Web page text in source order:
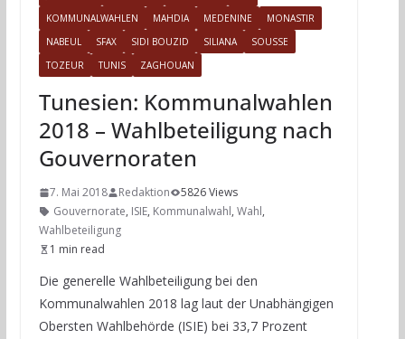
KOMMUNALWAHLEN
MAHDIA MEDENINE
MONASTIR
NABEUL
SFAX SIDI BOUZID SILIANA
SOUSSE
TOZEUR
TUNIS ZAGHOUAN
Tunesien: Kommunalwahlen
2018 – Wahlbeteiligung nach
Gouvernoraten
7. Mai 2018 Redaktion
5826 Views
Gouvernorate, ISIE, Kommunalwahl, Wahl,
Wahlbeteiligung
1 min read
Die generelle Wahlbeteiligung bei den
Kommunalwahlen 2018 lag laut der Unabhängigen
Obersten Wahlbehörde (ISIE) bei 33,7 Prozent